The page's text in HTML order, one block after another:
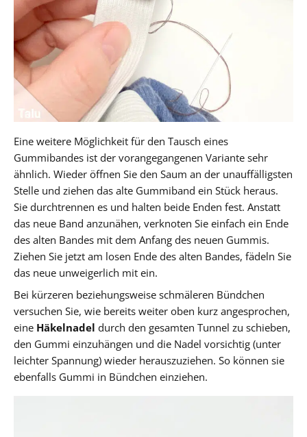
Eine weitere Möglichkeit für den Tausch eines
Gummibandes ist der vorangegangenen Variante sehr
ähnlich. Wieder öffnen Sie den Saum an der unauffälligsten
Stelle und ziehen das alte Gummiband ein Stück heraus.
Sie durchtrennen es und halten beide Enden fest. Anstatt
das neue Band anzunähen, verknoten Sie einfach ein Ende
des alten Bandes mit dem Anfang des neuen Gummis.
Ziehen Sie jetzt am losen Ende des alten Bandes, fädeln Sie
das neue unweigerlich mit ein.
Bei kürzeren beziehungsweise schmäleren Bündchen
versuchen Sie, wie bereits weiter oben kurz angesprochen,
eine Häkelnadel durch den gesamten Tunnel zu schieben,
den Gummi einzuhängen und die Nadel vorsichtig (unter
leichter Spannung) wieder herauszuziehen. So können sie
ebenfalls Gummi in Bündchen einziehen.